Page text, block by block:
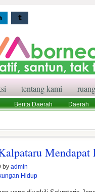
tentang kami
Berita Daerah Daerah
Mendapat
by admin
Hidup